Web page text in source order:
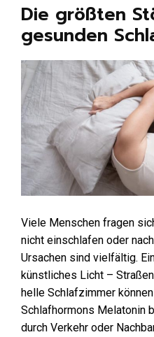
Die größten
gesunden
Viele Menschen fragen
nicht einschlafen oder
Ursachen sind vielfältig.
künstliches Licht –
helle Schlafzimmer
Schlafhormons Melatonin
durch Verkehr oder